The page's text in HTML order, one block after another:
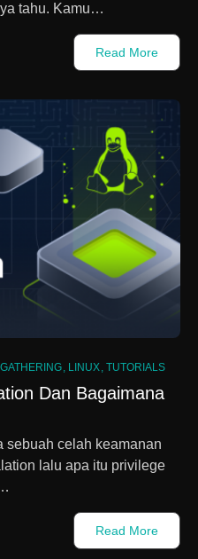
tahu. Kamu…
Read More
LINUX TUTORIALS
Dan Bagaimana
sebuah celah keamanan
lalu apa itu privilege
Read More